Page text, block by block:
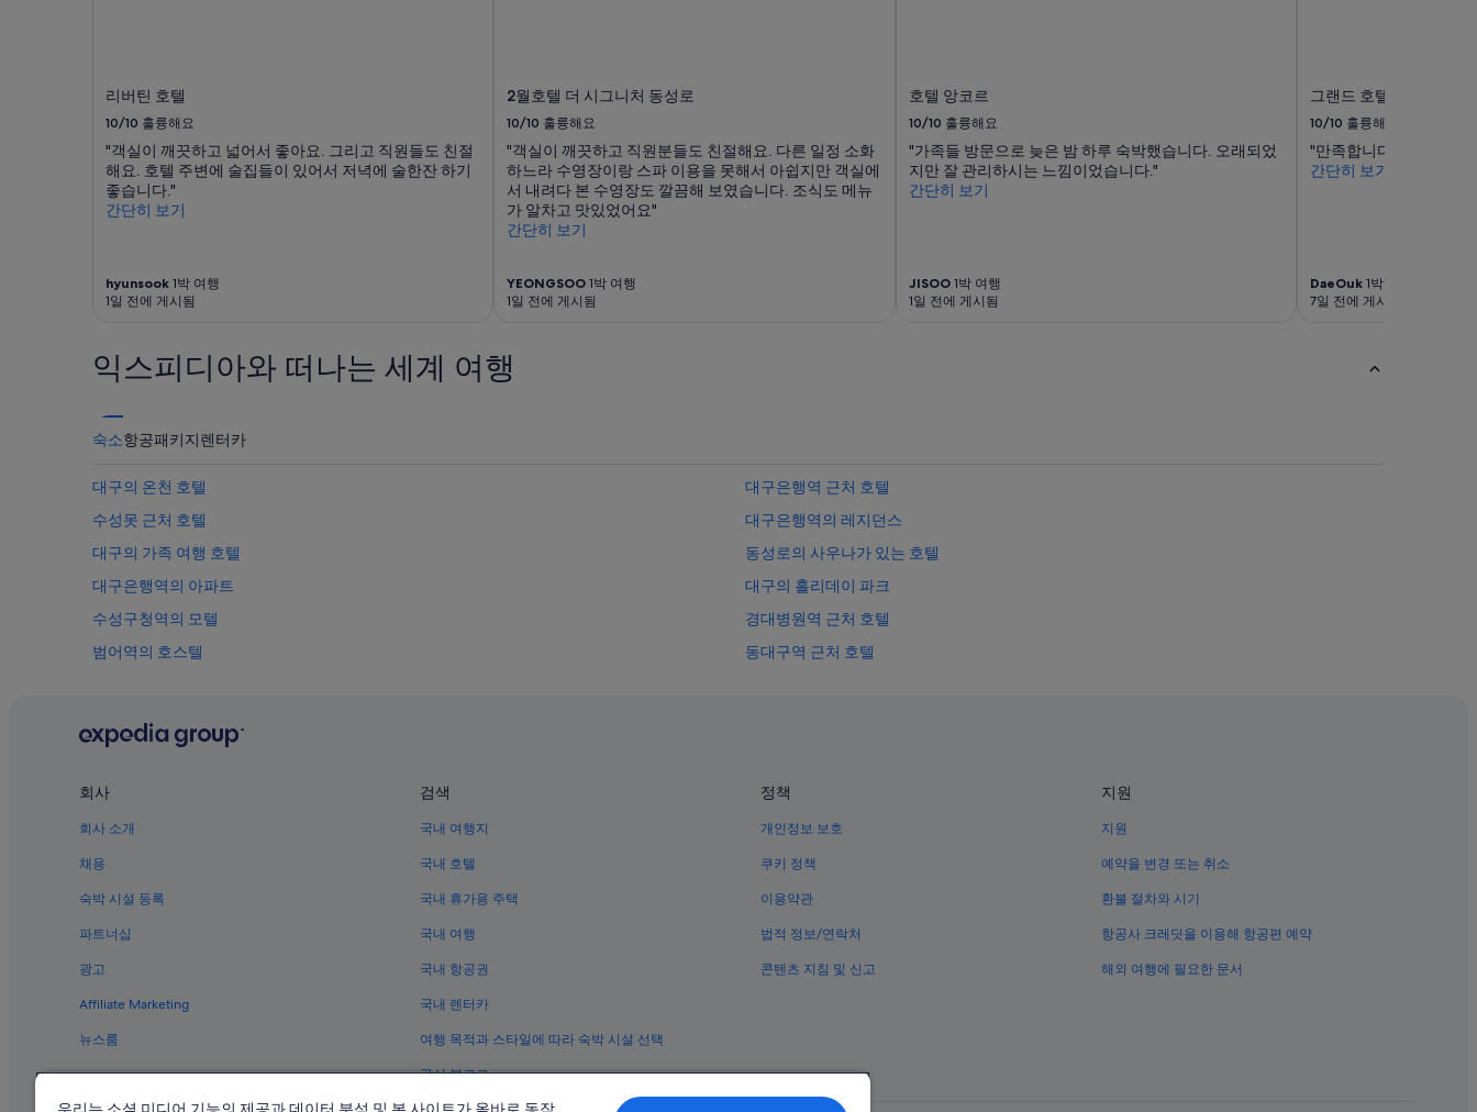
리버틴 호텔
10/10 훌륭해요
"객실이 깨끗하고 넓어서 좋아요. 그리고 직원들도 친절
해요. 호텔 주변에 술집들이 있어서 저녁에 술한잔 하기
좋습니다."
간단히 보기
hyunsook 1박 여행
1일 전에 게시됨
2월호텔 더 시그니처 동성로
10/10 훌륭해요
"객실이 깨끗하고 직원분들도 친절해요. 다른 일정 소화
하느라 수영장이랑 스파 이용을 못해서 아쉽지만 객실에
서 내려다 본 수영장도 깔끔해 보였습니다. 조식도 메뉴
가 알차고 맛있었어요"
간단히 보기
YEONGSOO 1박 여행
1일 전에 게시됨
호텔 앙코르
10/10 훌륭해요
"가족들 방문으로 늦은 밤 하루 숙박했습니다. 오래되었
지만 잘 관리하시는 느낌이었습니다."
간단히 보기
JISOO1박 여행
1일 전에 게시됨
그랜드 호텔
10/10 훌륭해요
"만족합니다!"
간단히 보기
DaeOuk1박 여행
7일 전에 게시됨
익스피디아와 떠나는 세계 여행
숙소항공패키지렌터카
대구의 온천 호텔
대구은행역 근처 호텔
수성못 근처 호텔
대구은행역의 레지던스
대구의 가족 여행 호텔
동성로의 사우나가 있는 호텔
대구은행역의 아파트
대구의 홀리데이 파크
수성구청역의 모텔
경대병원역 근처 호텔
범어역의 호스텔
동대구역 근처 호텔
이천동 호텔
동성로의 4성급 호텔
중동의 2성급 호텔
신천동의 사우나가 있는 호텔
동대구역의 게스트하우스
대구 동대구 역의 게스트하우스
신천동의 가족 여행 호텔
국립대구박물관 근처 호텔
수성구청역의 게스트하우스
회사
회사 소개
채용
숙박 시설 등록
파트너십
광고
Affiliate Marketing
뉴스룸
검색
국내 여행지
국내 호텔
국내 휴가용 주택
국내 여행
국내 항공권
국내 렌터카
여행 목적과 스타일에 따라 숙박 시설 선택
공식 블로그
정책
개인정보 보호
쿠키 정책
이용약관
법적 정보/연락처
콘텐츠 지침 및 신고
지원
지원
예약을 변경 또는 취소
환불 절차와 시기
항공사 크레딧을 이용해 항공편 예약
해외 여행에 필요한 문서